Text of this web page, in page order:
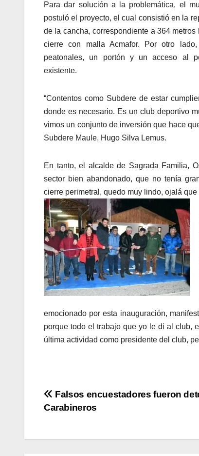
Para dar solución a la problemática, el
postuló el proyecto, el cual consistió en la
de la cancha, correspondiente a 364
cierre con malla Acmafor. Por otro
peatonales, un portón y un acceso al
existente.
“Contentos como Subdere de estar
donde es necesario. Es un club deportivo
vimos un conjunto de inversión que hace
Subdere Maule, Hugo Silva Lemus.
En tanto, el alcalde de Sagrada Familia,
sector bien abandonado, que no tenía
cierre perimetral, quedo muy lindo, ojalá
emocionado por esta inauguración,
porque todo el trabajo que yo le di al club,
última actividad como presidente del club,
Navegación
entradas
Falsos encuestadores fueron
Carabineros